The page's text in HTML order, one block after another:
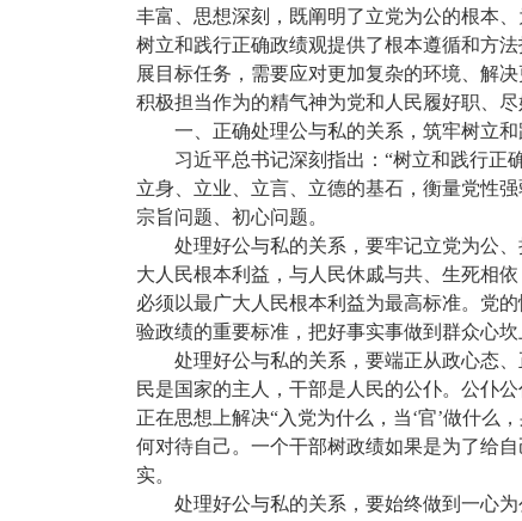
丰富、思想深刻，既阐明了立党为公的根本
树立和践行正确政绩观提供了根本遵循和方
展目标任务，需要应对更加复杂的环境、解
积极担当作为的精气神为党和人民履好职、
一、正确处理公与私的关系，筑牢树立
习近平总书记深刻指出：“树立和践行正
立身、立业、立言、立德的基石，衡量党性
宗旨问题、初心问题。
处理好公与私的关系，要牢记立党为公
大人民根本利益，与人民休戚与共、生死相
必须以最广大人民根本利益为最高标准。党
验政绩的重要标准，把好事实事做到群众心
处理好公与私的关系，要端正从政心态
民是国家的主人，干部是人民的公仆。公仆
正在思想上解决“入党为什么，当‘官’做什么
何对待自己。一个干部树政绩如果是为了给
实。
处理好公与私的关系，要始终做到一心